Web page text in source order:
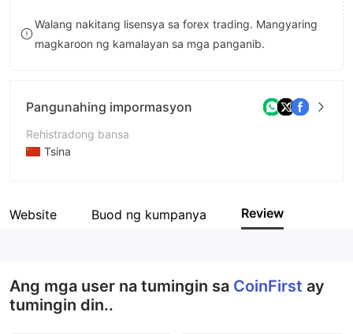
8
9
Walang nakitang lisensya sa forex trading. Mangyaring
magkaroon ng kamalayan sa mga panganib.
Pangunahing impormasyon
Rehistradong bansa
Tsina
Kumpanya
Website Buod ng kumpanya Review
Ang mga user na tumingin sa CoinFirst ay
tumingin din..